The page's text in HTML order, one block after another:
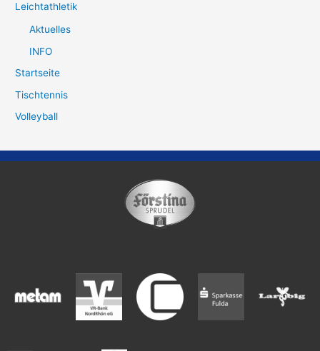
Leichtathletik
Aktuelles
INFO
Startseite
Tischtennis
Volleyball